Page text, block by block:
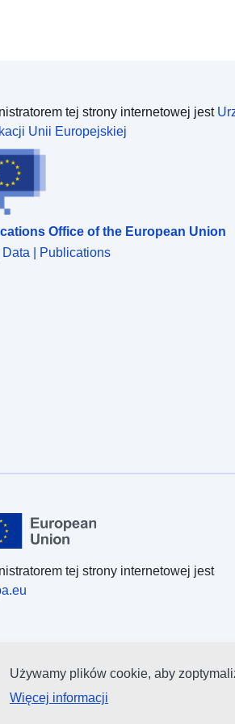
tej strony internetowej jest
Unii Europejskiej
Office of the European Union
Data | Publications
tej strony internetowej jest
Używamy plików cookie, aby
Więcej informacji